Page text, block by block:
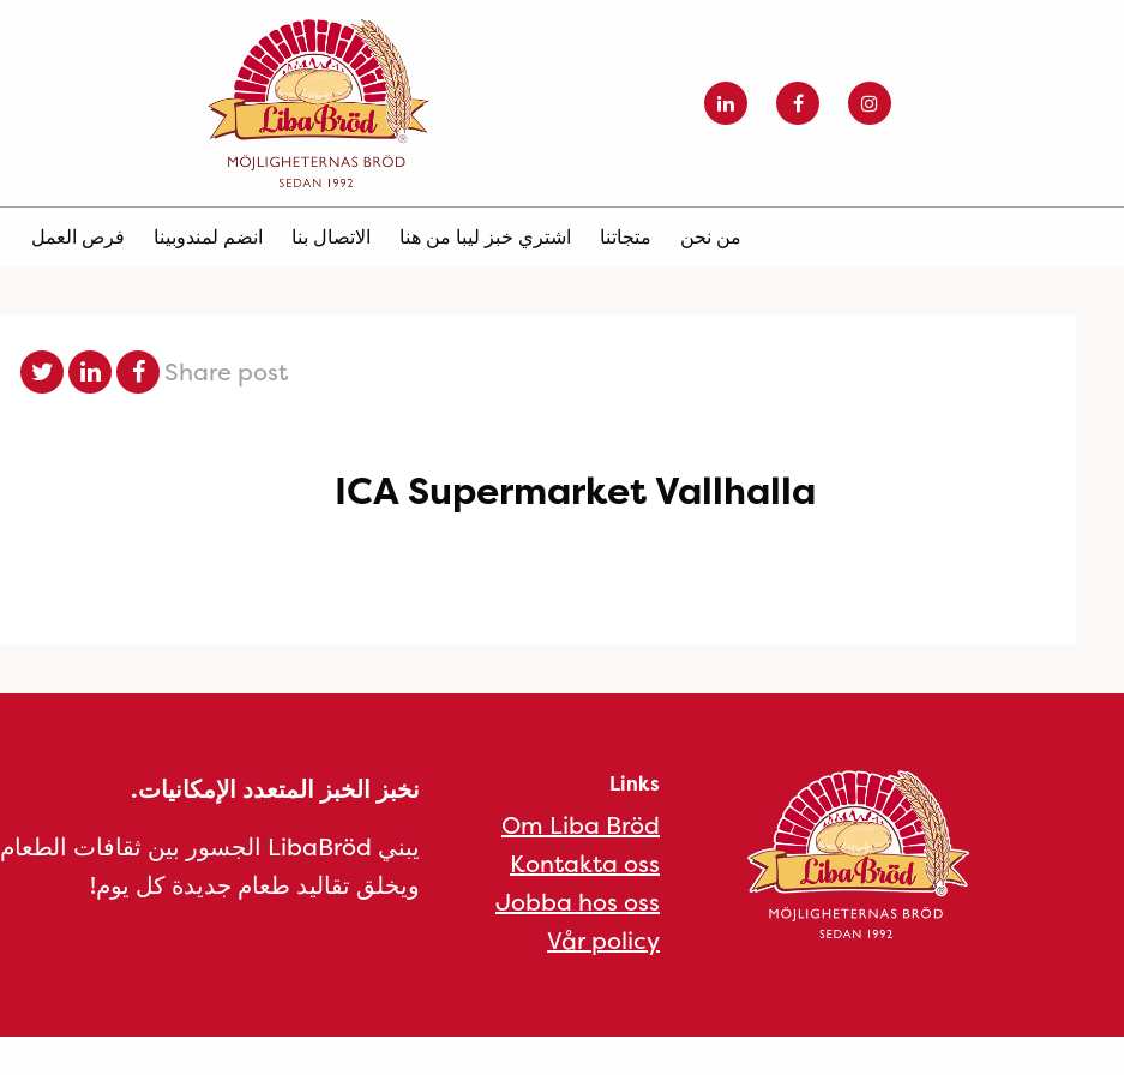
من نحن متجاتنا اشتري خبز ليبا من هنا الاتصال بنا انضم لمندوبينا فرص العمل
Share post
ICA Supermarket Vallhalla
Links
Om Liba Bröd
Kontakta oss
Jobba hos oss
Vår policy
نخبز الخبز المتعدد الإمكانيات.
يبني LibaBröd الجسور بين ثقافات الطعام
ويخلق تقاليد طعام جديدة كل يوم!